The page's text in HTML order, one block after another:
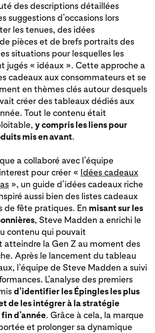
des descriptions détaillées
suggestions d’occasions lors
les tenues, des idées
pièces et de brefs portraits des
situations pour lesquelles les
jugés « idéaux ». Cette approche a
cadeaux aux consommateurs et se
en thèmes clés autour desquels
créer des tableaux dédiés aux
Tout le contenu était
y compris les liens pour
mis en avant.
a collaboré avec l’équipe
pour créer « Idées cadeaux
», un guide d’idées cadeaux riche
aussi bien des listes cadeaux
de fête pratiques. En misant sur les
, Steve Madden a enrichi le
contenu qui pouvait
atteindre la Gen Z au moment des
Après le lancement du tableau
l’équipe de Steve Madden a suivi
L’analyse des premiers
d’identifier les Épingles les plus
de les intégrer à la stratégie
d’année. Grâce à cela, la marque
et prolonger sa dynamique